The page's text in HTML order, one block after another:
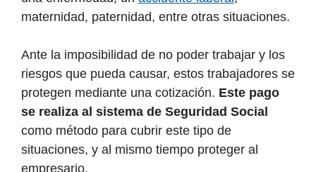
maternidad, paternidad, entre otras situaciones.
Ante la imposibilidad de no poder trabajar y los
riesgos que pueda causar, estos trabajadores se
protegen mediante una cotización. Este pago
se realiza al sistema de Seguridad Social
como método para cubrir este tipo de
situaciones, y al mismo tiempo proteger al
empresario.